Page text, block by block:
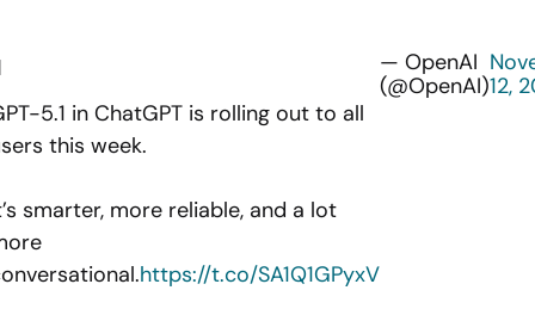
5.1 in ChatGPT is rolling out to all
this week.
smarter, more reliable, and a lot
https://t.co/SA1Q1GPyxV
— OpenAI
(@OpenAI)12,